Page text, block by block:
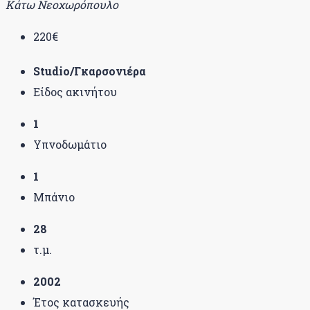
Κάτω Νεοχωρόπουλο
220€
Studio/Γκαρσονιέρα
Είδος ακινήτου
1
Υπνοδωμάτιο
1
Μπάνιο
28
τ.μ.
2002
Έτος κατασκευής